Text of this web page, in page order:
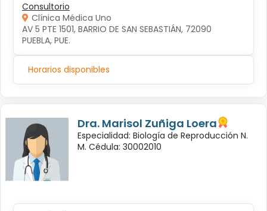
Consultorio
Clínica Médica Uno
AV 5 PTE 1501, BARRIO DE SAN SEBASTIÁN, 72090
PUEBLA, PUE.
Horarios disponibles
Dra. Marisol Zuñiga Loera
Especialidad: Biología de Reproducción N.
M. Cédula: 30002010